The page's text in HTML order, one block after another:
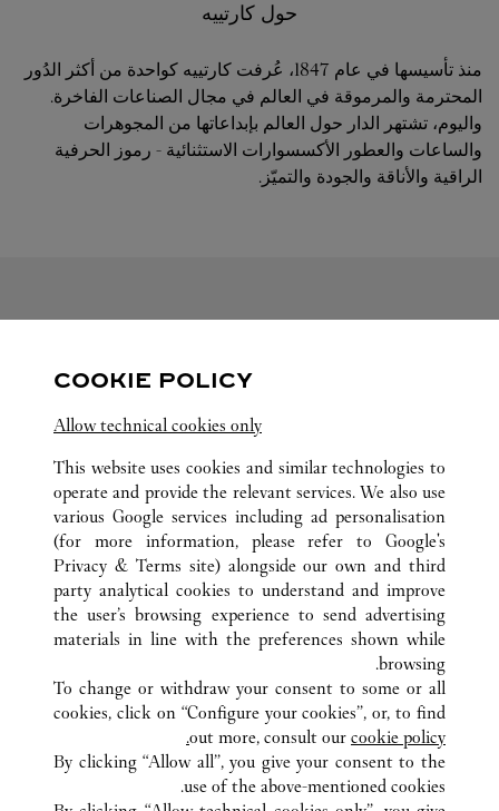
حول كارتييه
منذ تأسيسها في عام 1847، عُرفت كارتييه كواحدة من أكثر الدُور
المحترمة والمرموقة في العالم في مجال الصناعات الفاخرة.
واليوم، تشتهر الدار حول العالم بإبداعاتها من المجوهرات
والساعات والعطور الأكسسوارات الاستثنائية - رموز الحرفية
الراقية والأناقة والجودة والتميّز.
Link Opens in New Tab
Visit us on Instagram
Link Opens in New Tab
Visit us on Pinterest
Link Opens in New Tab
Visit us on Tumblr
Link Opens in New Tab
Visit us on Twitter
Opens in New Tab
Visit us on Youtube
Opens in New Tab
كافة مواقع كارتييه الصين SHANDONG
JINAN
NO.1 TIAN DI TAN STREET
خدمة العملاء
شروط الاستخدام
الأسئلة الشائعة
شركتنا
وظائف
COOKIE POLICY
Allow technical cookies only
This website uses cookies and similar technologies to
operate and provide the relevant services. We also use
various Google services including ad personalisation
(for more information, please refer to Google's
Privacy & Terms site) alongside our own and third
party analytical cookies to understand and improve
the user’s browsing experience to send advertising
materials in line with the preferences shown while
browsing.
To change or withdraw your consent to some or all
cookies, click on “Configure your cookies”, or, to find
out more, consult our cookie policy.
By clicking “Allow all”, you give your consent to the
use of the above-mentioned cookies.